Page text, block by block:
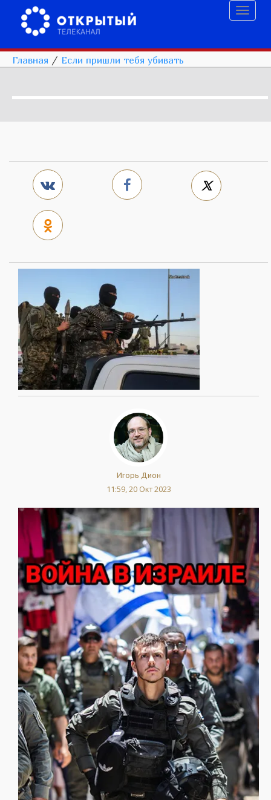
Главная / Если пришли тебя убивать
Игорь Дион
11:59, 20 Окт 2023